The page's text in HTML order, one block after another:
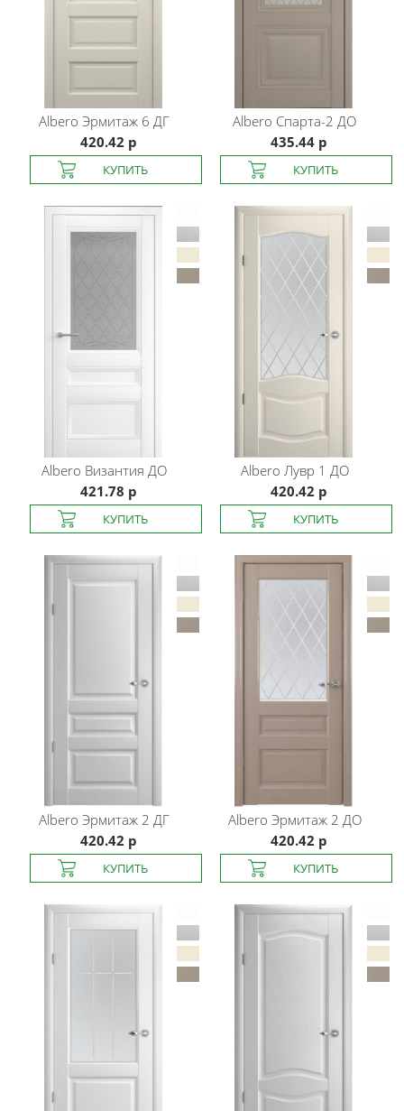
Albero Эрмитаж 6 ДГ
420.42 р
Albero Спарта-2 ДО
435.44 р
Albero Византия ДО
421.78 р
Albero Лувр 1 ДО
420.42 р
Albero Эрмитаж 2 ДГ
420.42 р
Albero Эрмитаж 2 ДО
420.42 р